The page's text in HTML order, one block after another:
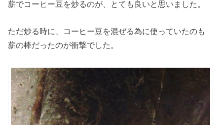
薪でコーヒー豆を炒るのが、とても良いと思いました。
ただ炒る時に、コーヒー豆を混ぜる為に使っていたのも
薪の棒だったのが衝撃でした。